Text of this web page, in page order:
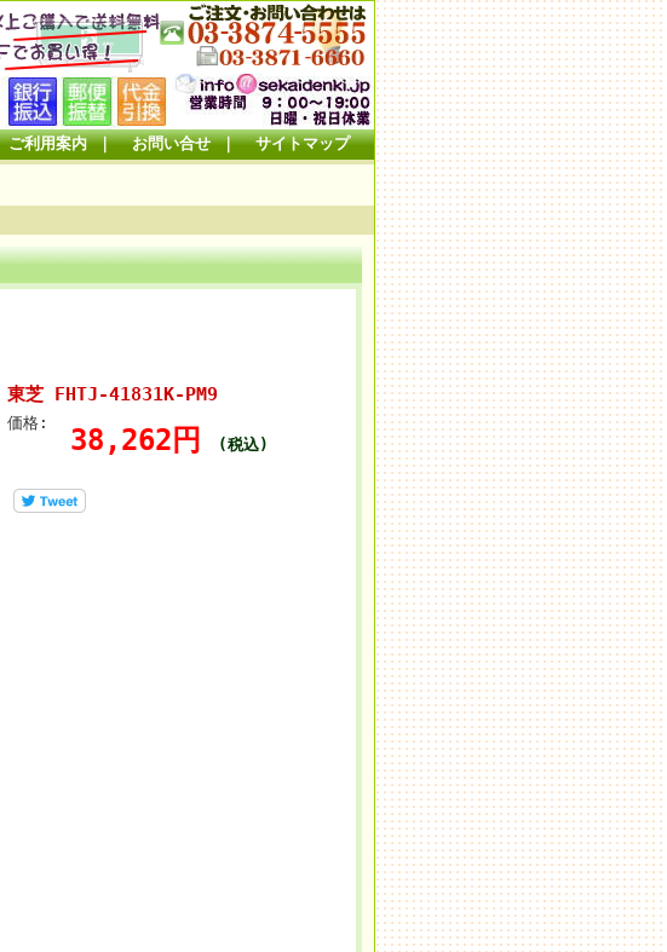
ご利用案内｜ お問い合せ｜ サイトマップ
東芝 FHTJ-41831K-PM9
価格:
38,262円 (税込)